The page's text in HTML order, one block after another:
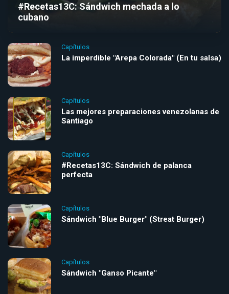
#Recetas13C: Sándwich mechada a lo
cubano
Capítulos
La imperdible "Arepa Colorada" (En tu salsa)
Capítulos
Las mejores preparaciones venezolanas de
Santiago
Capítulos
#Recetas13C: Sándwich de palanca
perfecta
Capítulos
Sándwich "Blue Burger" (Streat Burger)
Capítulos
Sándwich "Ganso Picante"